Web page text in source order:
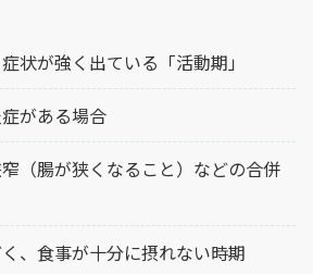
状が強く出ている「活動期」
がある場合
（腸が狭くなること）などの合併
、食事が十分に摂れない時期